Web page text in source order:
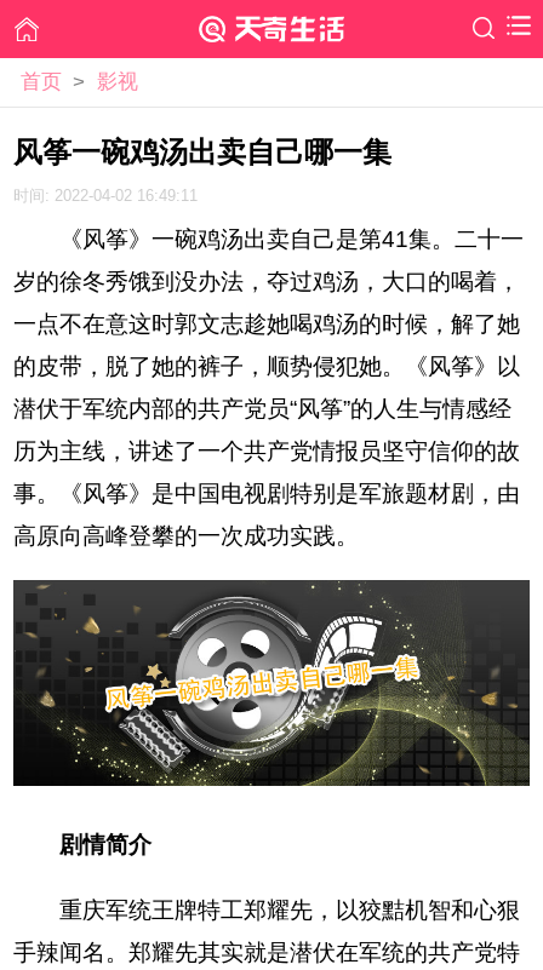
首页 > 影视
风筝一碗鸡汤出卖自己哪一集
时间: 2022-04-02 16:49:11
《风筝》一碗鸡汤出卖自己是第41集。二十一
岁的徐冬秀饿到没办法，夺过鸡汤，大口的喝着，
一点不在意这时郭文志趁她喝鸡汤的时候，解了她
的皮带，脱了她的裤子，顺势侵犯她。《风筝》以
潜伏于军统内部的共产党员“风筝”的人生与情感经
历为主线，讲述了一个共产党情报员坚守信仰的故
事。《风筝》是中国电视剧特别是军旅题材剧，由
高原向高峰登攀的一次成功实践。
剧情简介
重庆军统王牌特工郑耀先，以狡黠机智和心狠
手辣闻名。郑耀先其实就是潜伏在军统的共产党特